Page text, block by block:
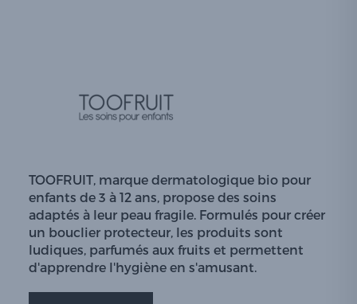
TOOFRUIT, marque dermatologique bio pour
enfants de 3 à 12 ans, propose des soins
adaptés à leur peau fragile. Formulés pour créer
un bouclier protecteur, les produits sont
ludiques, parfumés aux fruits et permettent
d'apprendre l'hygiène en s'amusant.